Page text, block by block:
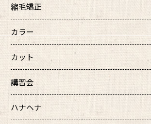
縮毛矯正
カラー
カット
講習会
ハナヘナ